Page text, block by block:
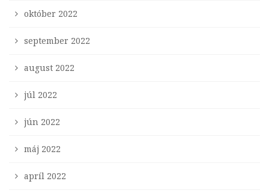
október 2022
september 2022
august 2022
júl 2022
jún 2022
máj 2022
apríl 2022